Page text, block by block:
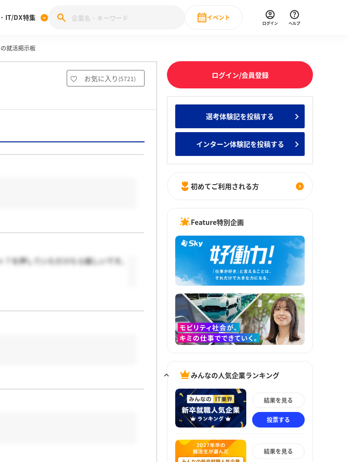
験記投稿キャンペーン
みんなの新卒就職人気企業ランキング みんなのインターン人気企業ランキ
IT/DX特集
28卒 IT・DX現場社員インタビュー
イベント
直近のイベント一覧
ログイン ヘルプ
就活掲示板
お気に入り (5721)
を押していただけたら嬉しいです。
ログイン/会員登録
選考体験記を投稿する
インターン体験記を投稿する
初めてご利用される方
Feature特別企画
みんなの人気企業ランキング
結果を見る
投票する
結果を見る